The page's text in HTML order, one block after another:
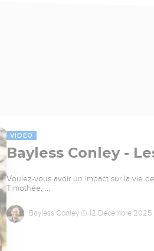
VIDÉO
Bayless Conley -
Voulez-vous avoir un impact sur la vie
Timothée, …
Bayless Conley 12 Décembre 2025